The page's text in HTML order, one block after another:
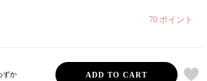
70 ポイント
ずか ADD TO CART